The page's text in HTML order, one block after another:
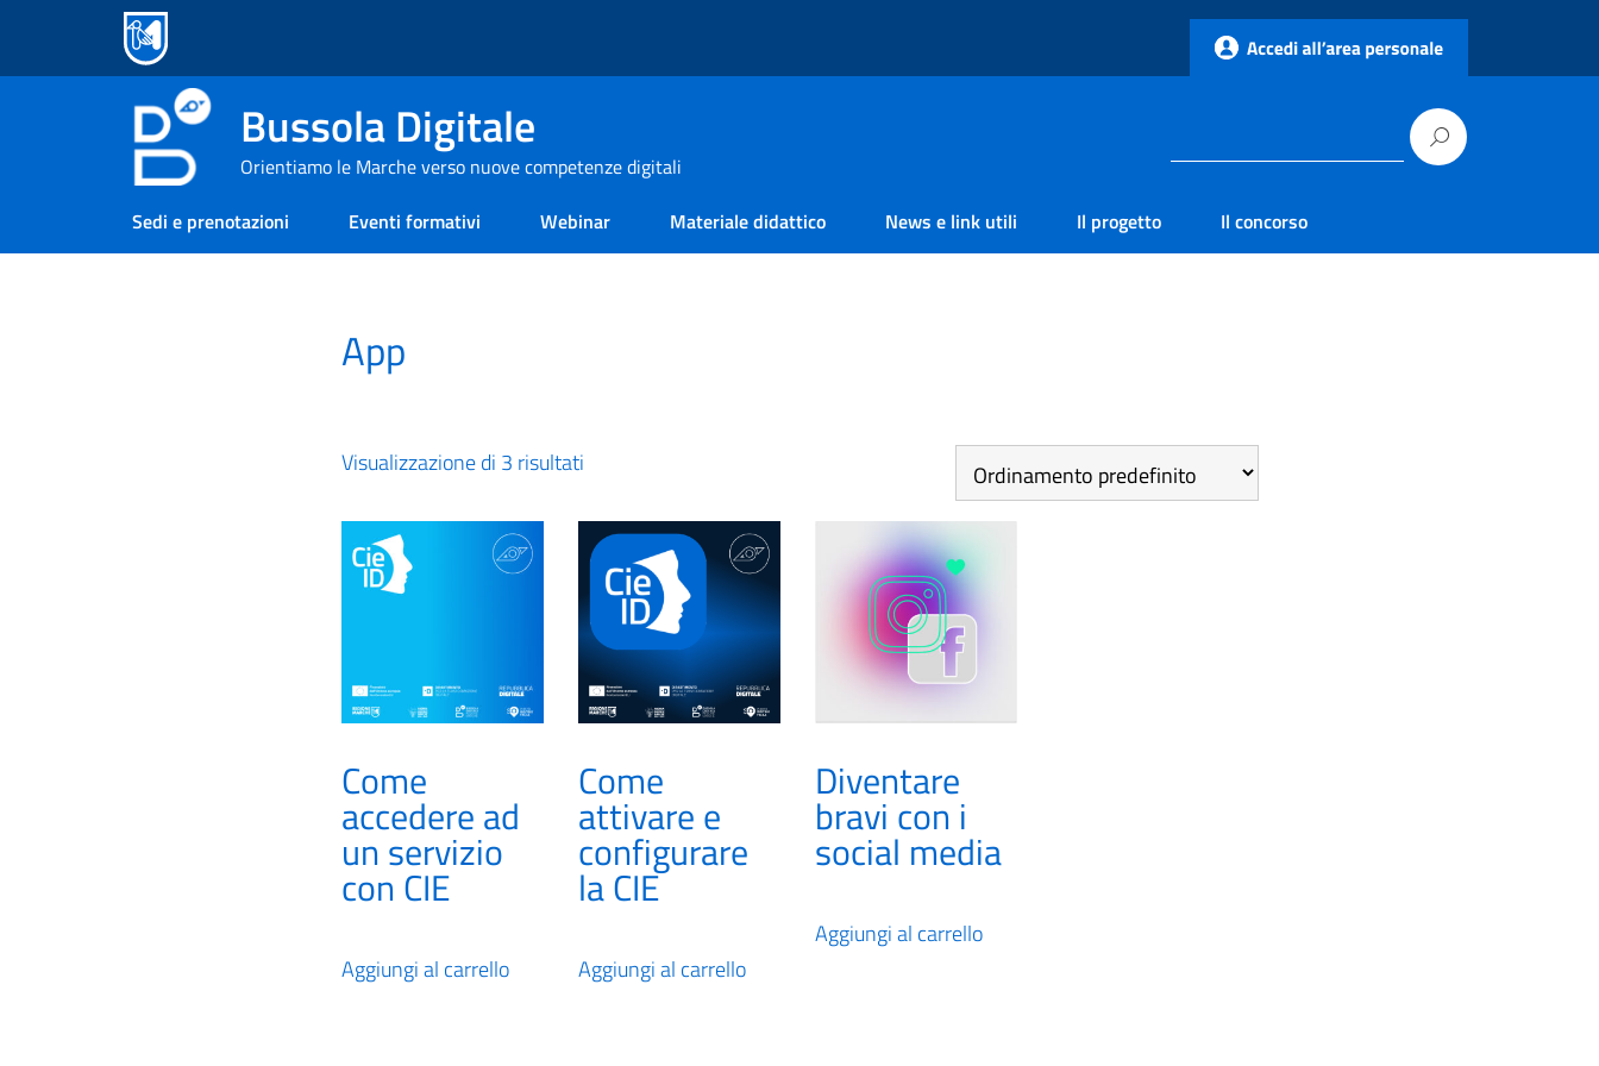
Bussola Digitale
Orientiamo le Marche verso nuove competenze digitali
Sedi e prenotazioni
Eventi formativi Webinar Materiale didattico News e link utili Il progetto Il concorso
App
Visualizzazione di 3 risultati
Come
accedere ad
un servizio
con CIE
Aggiungi al carrello
Come
attivare e
configurare
la CIE
Aggiungi al carrello
Diventare
bravi con i
social media
Aggiungi al carrello